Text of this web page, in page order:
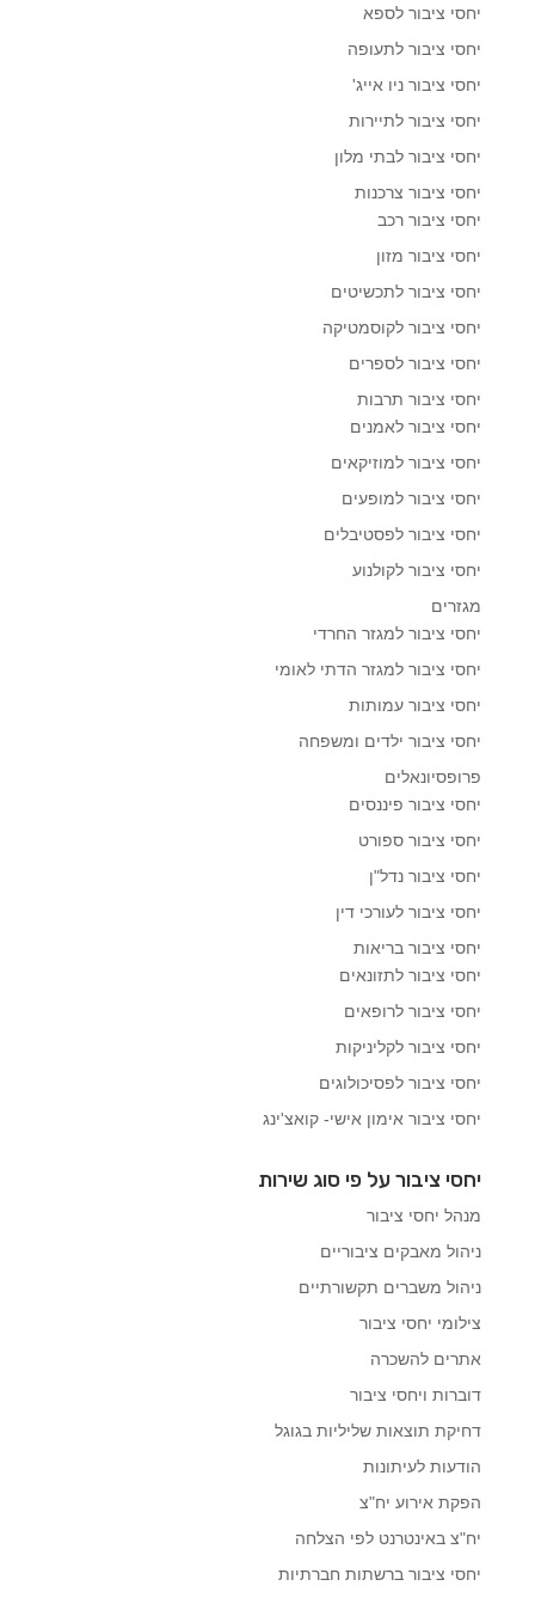
יחסי ציבור לספא
יחסי ציבור לתעופה
יחסי ציבור ניו אייג'
יחסי ציבור לתיירות
יחסי ציבור לבתי מלון
יחסי ציבור צרכנות
יחסי ציבור רכב
יחסי ציבור מזון
יחסי ציבור לתכשיטים
יחסי ציבור לקוסמטיקה
יחסי ציבור לספרים
יחסי ציבור תרבות
יחסי ציבור לאמנים
יחסי ציבור למוזיקאים
יחסי ציבור למופעים
יחסי ציבור לפסטיבלים
יחסי ציבור לקולנוע
מגזרים
יחסי ציבור למגזר החרדי
יחסי ציבור למגזר הדתי לאומי
יחסי ציבור עמותות
יחסי ציבור ילדים ומשפחה
פרופסיונאלים
יחסי ציבור פיננסים
יחסי ציבור ספורט
יחסי ציבור נדל"ן
יחסי ציבור לעורכי דין
יחסי ציבור בריאות
יחסי ציבור לתזונאים
יחסי ציבור לרופאים
יחסי ציבור לקליניקות
יחסי ציבור לפסיכולוגים
יחסי ציבור אימון אישי- קואצ'ינג
יחסי ציבור על פי סוג שירות
מנהל יחסי ציבור
ניהול מאבקים ציבוריים
ניהול משברים תקשורתיים
צילומי יחסי ציבור
אתרים להשכרה
דוברות ויחסי ציבור
דחיקת תוצאות שליליות בגוגל
הודעות לעיתונות
הפקת אירוע יח"צ
יח"צ באינטרנט לפי הצלחה
יחסי ציבור ברשתות חברתיות